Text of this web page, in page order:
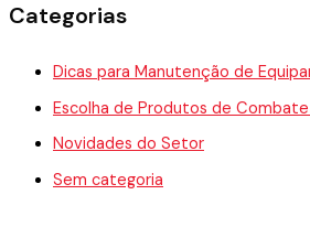
Categorias
Dicas para Manutenção de
Escolha de Produtos de
Novidades do Setor
Sem categoria